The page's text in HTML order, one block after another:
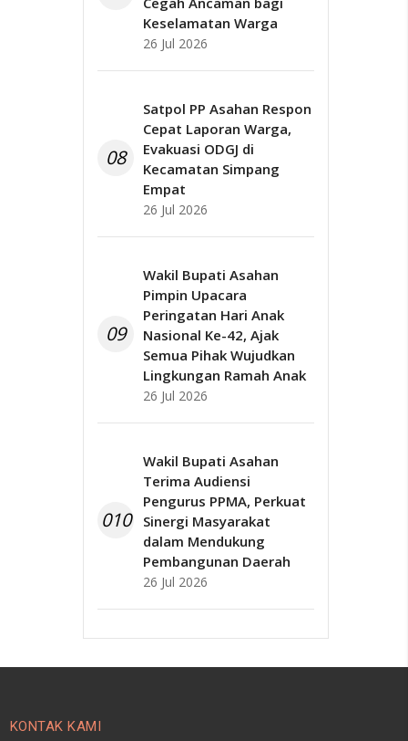
Keselamatan Warga
26 Jul 2026
08
Satpol PP Asahan Respon
Cepat Laporan Warga,
Evakuasi ODGJ di
Kecamatan Simpang
Empat
26 Jul 2026
09
Wakil Bupati Asahan
Pimpin Upacara
Peringatan Hari Anak
Nasional Ke-42, Ajak
Semua Pihak Wujudkan
Lingkungan Ramah Anak
26 Jul 2026
010
Wakil Bupati Asahan
Terima Audiensi
Pengurus PPMA, Perkuat
Sinergi Masyarakat
dalam Mendukung
Pembangunan Daerah
26 Jul 2026
KONTAK KAMI